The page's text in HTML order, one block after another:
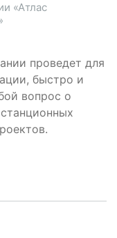
проведет для
быстро и
вопрос о
«Атлас